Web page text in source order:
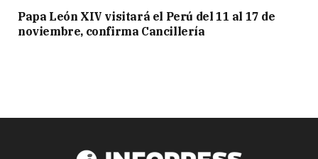
Papa León XIV visitará el Perú del 11 al 17 de
noviembre, confirma Cancillería